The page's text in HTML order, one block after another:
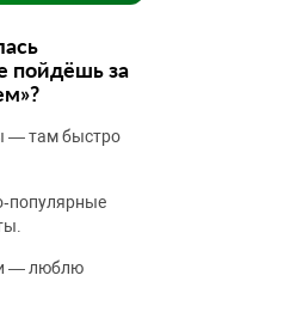
пойдёшь за
— там быстро
— люблю